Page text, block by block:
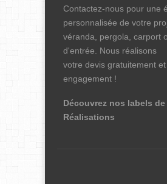
Contactez-nous pour une
personnalisée de votre
véranda, pergola, carport
d'entrée. Nous réalisons
votre devis gratuitement
engagement !
Découvrez nos labels
Réalisations